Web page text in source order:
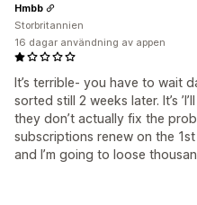
It’s terrible- you have to wait
sorted still 2 weeks later. It’s
they don’t actually fix the
subscriptions renew on the
and I’m going to loose
Hmbb
Storbritannien
16 dagar användning av appen